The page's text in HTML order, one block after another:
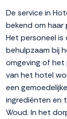
De service in
bekend om haar
Het personeel is
behulpzaam bij
omgeving of het
van het hotel
een
ingrediënten en
Woud. In het